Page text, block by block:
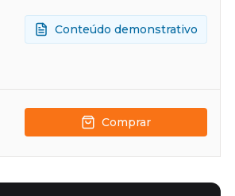
Conteúdo demonstrativo
Comprar